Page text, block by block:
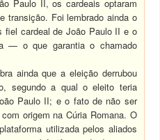
Paulo II, os cardeais optaram
transição. Foi lembrado ainda o
fiel cardeal de João Paulo II e o
— o que garantia o chamado
ainda que a eleição derrubou
segundo a qual o eleito teria
Paulo II; e o fato de não ser
origem na Cúria Romana. O
utilizada pelos aliados